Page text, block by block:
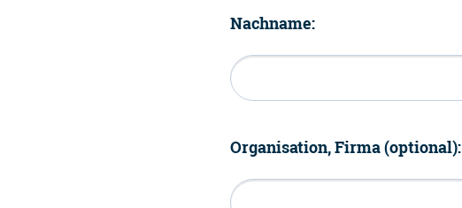
Nachname:
Organisation, Firma (optional):